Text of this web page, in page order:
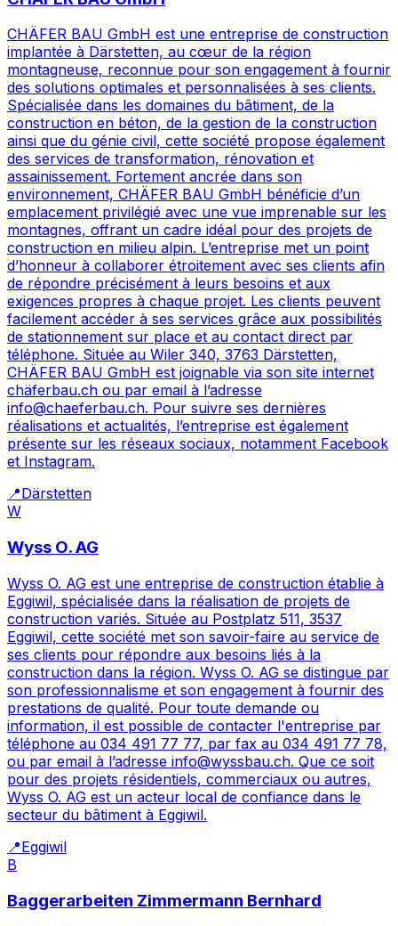
CHÄFER BAU GmbH est une entreprise de construction
implantée à Därstetten, au cœur de la région
montagneuse, reconnue pour son engagement à fournir
des solutions optimales et personnalisées à ses clients.
Spécialisée dans les domaines du bâtiment, de la
construction en béton, de la gestion de la construction
ainsi que du génie civil, cette société propose également
des services de transformation, rénovation et
assainissement. Fortement ancrée dans son
environnement, CHÄFER BAU GmbH bénéficie d’un
emplacement privilégié avec une vue imprenable sur les
montagnes, offrant un cadre idéal pour des projets de
construction en milieu alpin. L’entreprise met un point
d’honneur à collaborer étroitement avec ses clients afin
de répondre précisément à leurs besoins et aux
exigences propres à chaque projet. Les clients peuvent
facilement accéder à ses services grâce aux possibilités
de stationnement sur place et au contact direct par
téléphone. Située au Wiler 340, 3763 Därstetten,
CHÄFER BAU GmbH est joignable via son site internet
chäferbau.ch ou par email à l’adresse
info@chaeferbau.ch. Pour suivre ses dernières
réalisations et actualités, l’entreprise est également
présente sur les réseaux sociaux, notamment Facebook
et Instagram.
📍Därstetten
W
Wyss O. AG
Wyss O. AG est une entreprise de construction établie à
Eggiwil, spécialisée dans la réalisation de projets de
construction variés. Située au Postplatz 511, 3537
Eggiwil, cette société met son savoir-faire au service de
ses clients pour répondre aux besoins liés à la
construction dans la région. Wyss O. AG se distingue par
son professionnalisme et son engagement à fournir des
prestations de qualité. Pour toute demande ou
information, il est possible de contacter l'entreprise par
téléphone au 034 491 77 77, par fax au 034 491 77 78,
ou par email à l’adresse info@wyssbau.ch. Que ce soit
pour des projets résidentiels, commerciaux ou autres,
Wyss O. AG est un acteur local de confiance dans le
secteur du bâtiment à Eggiwil.
📍Eggiwil
B
Baggerarbeiten Zimmermann Bernhard